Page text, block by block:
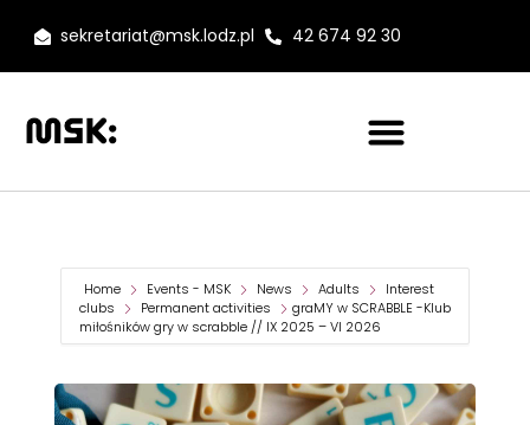
sekretariat@msk.lodz.pl 42 674 92 30
Home Events - MSK News Adults
Interest
clubs
Permanent activities
graMY w SCRABBLE -Klub
miłośników gry w scrabble // IX 2025 – VI 2026